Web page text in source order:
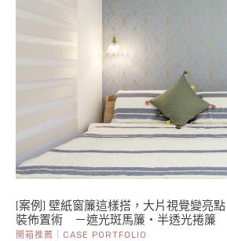
[案例] 壁紙窗簾這樣搭，大片視覺變亮
裝佈置術 －遮光斑馬簾・半透光捲簾
開箱推薦｜CASE PORTFOLIO